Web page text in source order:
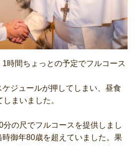
時間ちょっとの予定でフルコース
ケジュールが押してしまい、昼食
まいました。
分の尺でフルコースを提供しまし
御年80歳を超えていました。果